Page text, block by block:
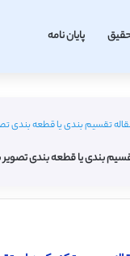
پایان نامه
تقسیم بندی یا قطعه بندی
بندی یا قطعه بندی